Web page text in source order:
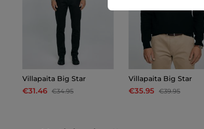
Villapaita Big Star
€31.46 €34.95
Villapaita Big Star
€35.95 €39.95